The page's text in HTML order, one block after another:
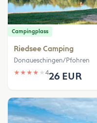
Campingplass
Riedsee Camping
Donaueschingen/Pfohren
★ ★ ★ ★ ★ 426 EUR